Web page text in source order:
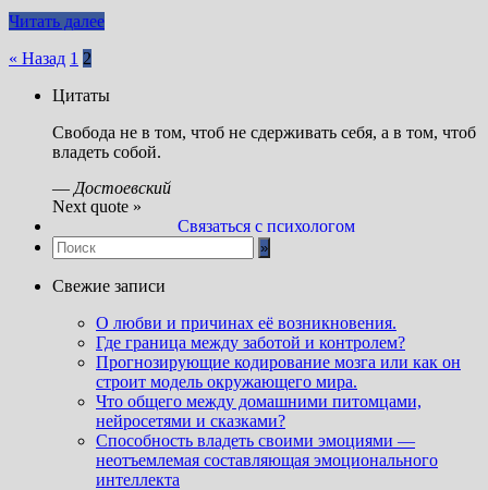
Читать далее
Пагинация
записей
« Назад 1 2
Цитаты
Свобода не в том, чтоб не сдерживать себя, а в том, чтоб
владеть собой.
— Достоевский
Next quote »
Связаться с психологом
Свежие записи
О любви и причинах её возникновения.
Где граница между заботой и контролем?
Прогнозирующие кодирование мозга или как он
строит модель окружающего мира.
Что общего между домашними питомцами,
нейросетями и сказками?
Способность владеть своими эмоциями —
неотъемлемая составляющая эмоционального
интеллекта